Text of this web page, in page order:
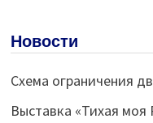
Новости
Схема ограничения
Выставка «Тихая моя